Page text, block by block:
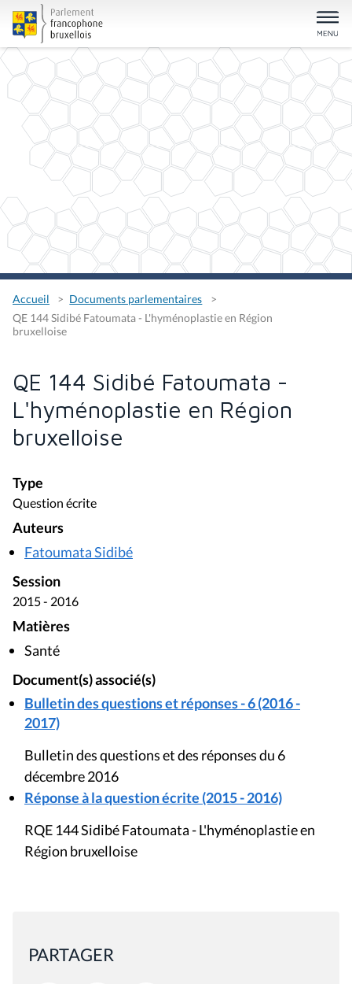
Accueil
Documents parlementaires
QE 144 Sidibé Fatoumata - L'hyménoplastie en Région
bruxelloise
QE 144 Sidibé Fatoumata -
L'hyménoplastie en Région
bruxelloise
Type
Question écrite
Auteurs
Fatoumata Sidibé
Session
2015 - 2016
Matières
Santé
Document(s) associé(s)
Bulletin des questions et réponses - 6 (2016 -
2017)
Bulletin des questions et des réponses du 6
décembre 2016
Réponse à la question écrite (2015 - 2016)
RQE 144 Sidibé Fatoumata - L'hyménoplastie en
Région bruxelloise
PARTAGER